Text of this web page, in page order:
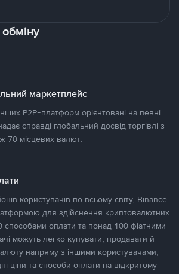
маркетплейс
P2P-платформ орієнтовані на певні
справді глобальний досвід торгівлі з
70 місцевих валют.
користувачів по всьому світу, Binance
для здійснення криптовалютних
способами оплати та понад 100 фіатними
можуть легко купувати, продавати й
напряму з іншими користувачами,
ціни та способи оплати на відкритому